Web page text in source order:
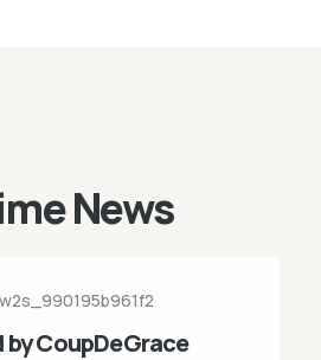
News
w2s_990195b961f2
by CoupDeGrace